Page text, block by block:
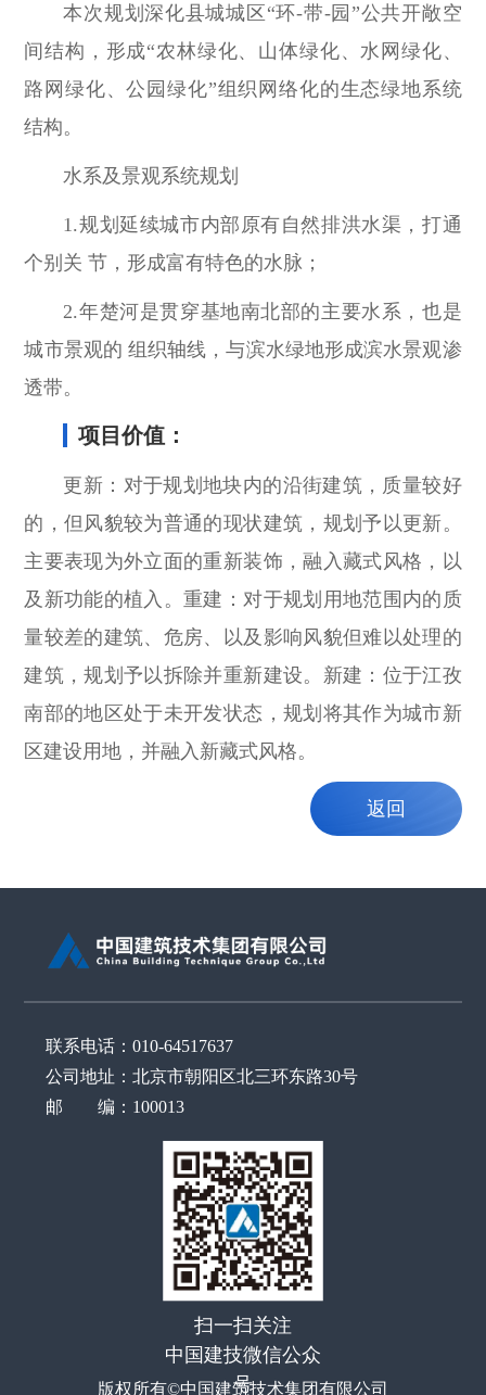
本次规划深化县城城区“环-带-园”公共开敞空
间结构，形成“农林绿化、山体绿化、水网绿化、
路网绿化、公园绿化”组织网络化的生态绿地系统
结构。
水系及景观系统规划
1.规划延续城市内部原有自然排洪水渠，打通
个别关 节，形成富有特色的水脉；
2.年楚河是贯穿基地南北部的主要水系，也是
城市景观的 组织轴线，与滨水绿地形成滨水景观渗
透带。
项目价值：
更新：对于规划地块内的沿街建筑，质量较好
的，但风貌较为普通的现状建筑，规划予以更新。
主要表现为外立面的重新装饰，融入藏式风格，以
及新功能的植入。重建：对于规划用地范围内的质
量较差的建筑、危房、以及影响风貌但难以处理的
建筑，规划予以拆除并重新建设。新建：位于江孜
南部的地区处于未开发状态，规划将其作为城市新
区建设用地，并融入新藏式风格。
返回
联系电话：010-64517637
公司地址：北京市朝阳区北三环东路30号
邮 编：100013
扫一扫关注
中国建技微信公众
号
版权所有©中国建筑技术集团有限公司